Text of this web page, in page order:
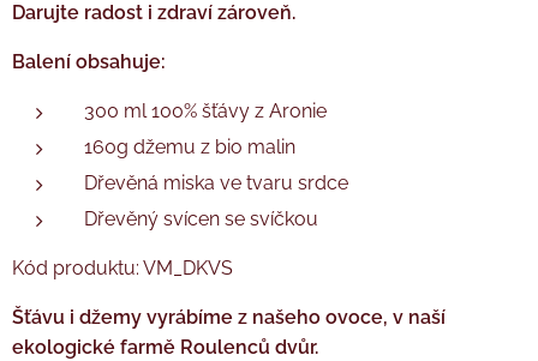
Darujte radost i zdraví zároveň.
Balení obsahuje:
300 ml 100% šťávy z Aronie
160g džemu z bio malin
Dřevěná miska ve tvaru srdce
Dřevěný svícen se svíčkou
Kód produktu: VM_DKVS
Šťávu i džemy vyrábíme z našeho ovoce, v naší
ekologické farmě Roulenců dvůr.